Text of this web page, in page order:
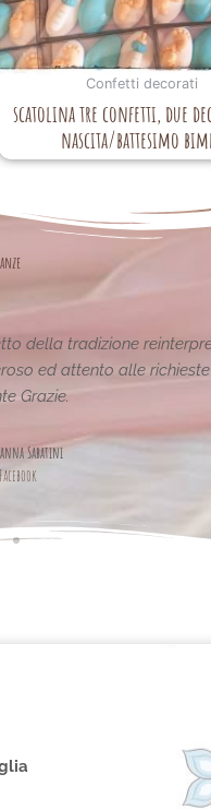
Confetti decorati
scatolina tre confetti, due
nascita/battesimo
eleganti....complimenti
idee!grazie
Facebook